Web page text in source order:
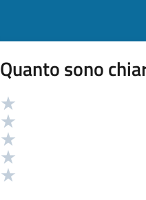
Quanto sono
Valutazione